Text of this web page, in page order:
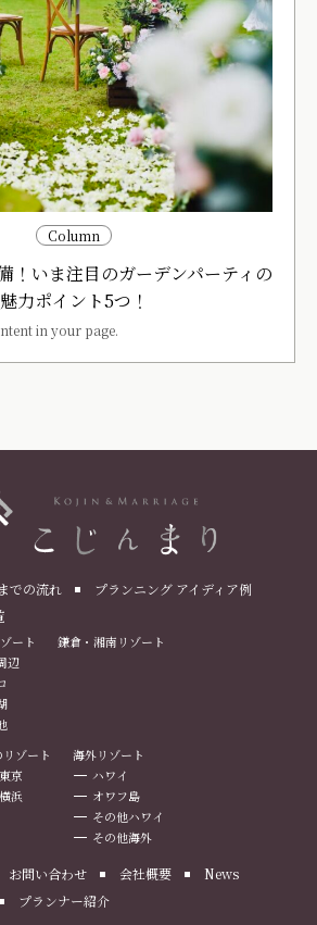
Column
！いま注目のガーデンパーティの
魅力ポイント5つ！
in your page.
での流れ
プランニング アイディア例
ート
辺
鎌倉・湘南リゾート
ゾート
東京
横浜
海外リゾート
ハワイ
オワフ島
その他ハワイ
その他海外
お問い合わせ 会社概要
News
プランナー紹介